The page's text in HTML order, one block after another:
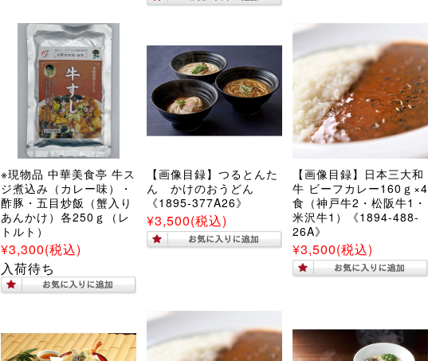
※現物品 中華美食亭 牛ス
ジ煮込み（カレー味）・
酢豚・五目炒飯（蟹入り
あんかけ）各250ｇ（レ
トルト）
¥3,300(税込)
入荷待ち
【画像目録】つるとんた
ん かけのおうどん
《1895-377A26》
¥3,500(税込)
【画像目録】日本三大和
牛 ビーフカレー160ｇ×4
食（神戸牛2・松阪牛1・
米沢牛1）《1894-488-
26A》
¥3,500(税込)